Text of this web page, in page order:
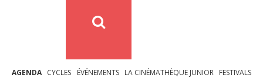
AGENDA CYCLES ÉVÉNEMENTS LA CINÉMATHÈQUE JUNIOR FESTIVALS